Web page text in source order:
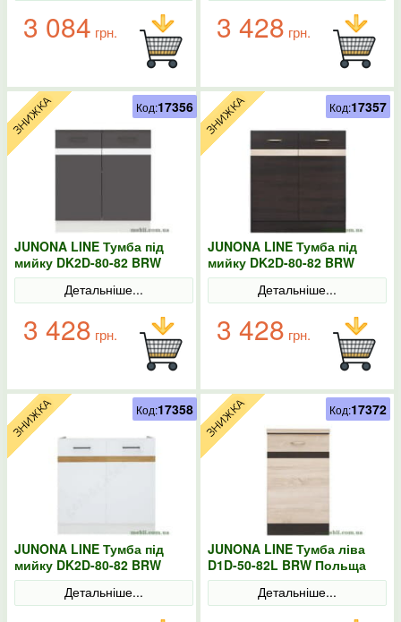
3 084 грн. 3 428 грн.
JUNONA LINE Тумба під
мийку DK2D-80-82 BRW
Польща колір-сірий
Детальніше...
3 428 грн.
Код:17356
JUNONA LINE Тумба під
мийку DK2D-80-82 BRW
Польща венге
Детальніше...
3 428 грн.
Код:17357
JUNONA LINE Тумба під
мийку DK2D-80-82 BRW
Польща колір-білий
Детальніше...
Код:17358
JUNONA LINE Тумба ліва
D1D-50-82L BRW Польща
Сонома
Детальніше...
Код:17372